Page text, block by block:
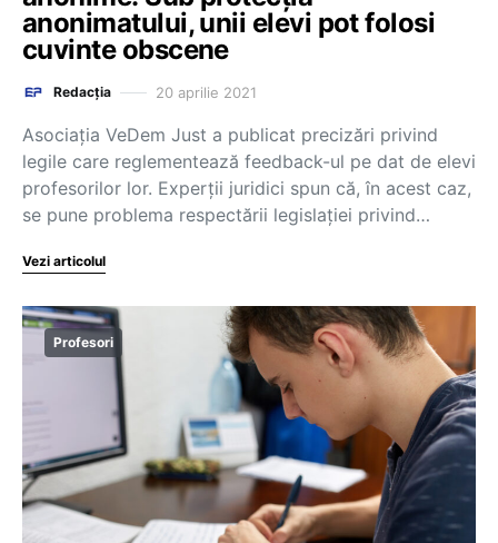
anonimatului, unii elevi pot folosi
cuvinte obscene
Redacția 20 aprilie 2021
Asociația VeDem Just a publicat precizări privind
legile care reglementează feedback-ul pe dat de elevi
profesorilor lor. Experții juridici spun că, în acest caz,
se pune problema respectării legislației privind…
Vezi articolul
Profesori